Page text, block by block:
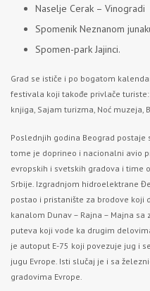
Naselje Cerak – Vinogradi
Spomenik Neznanom
Spomen-park Jajinci.
Grad se ističe i po bogatom
festivala koji takođe privlače turiste:
knjiga, Sajam turizma, Noć muzeja,
Poslednjih godina Beograd
tome je doprineo i nacionalni avio
evropskih i svetskih gradova i time
Srbije. Izgradnjom hidroelektrane
postao i pristanište za brodove koji
kanalom Dunav – Rajna – Majna
puteva koji vode ka drugim
je autoput E-75 koji povezuje jug i
jugu Evrope. Isti slučaj je i sa
gradovima Evrope.